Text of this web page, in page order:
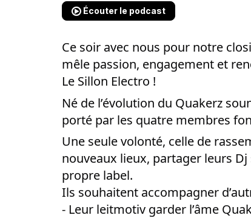
Écouter le podcast
Ce soir avec nous pour notre
mêle passion, engagement et
Le Sillon Electro !
Né de l’évolution du Quakerz
porté par les quatre membres
Une seule volonté, celle de
nouveaux lieux, partager leurs
propre label.
Ils souhaitent accompagner
- Leur leitmotiv garder l’âme